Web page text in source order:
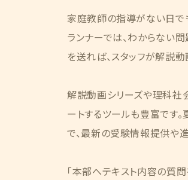
家庭教師の指導がない日で
ランナーでは、わからない
を送れば、スタッフが解説
解説動画シリーズや理科社
ートするツールも豊富です
で、最新の受験情報提供や
「本部へテキスト内容の質